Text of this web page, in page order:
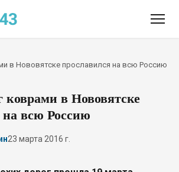
в Нововятске прославился на всю Россию
коврами в Нововятске
всю Россию
23 марта 2016 г.